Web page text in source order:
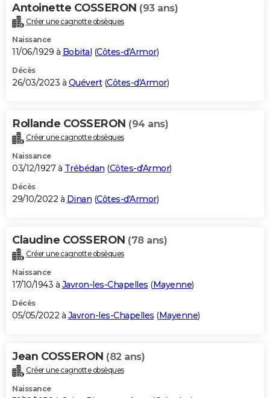
Antoinette COSSERON (93 ans)
Créer une cagnotte obsèques
Naissance
11/06/1929 à Bobital (Côtes-d'Armor)
Décès
26/03/2023 à Quévert(Côtes-d'Armor)
Rollande COSSERON (94 ans)
Créer une cagnotte obsèques
Naissance
03/12/1927 à Trébédan (Côtes-d'Armor)
Décès
29/10/2022 à Dinan (Côtes-d'Armor)
Claudine COSSERON (78 ans)
Créer une cagnotte obsèques
Naissance
17/10/1943 à Javron-les-Chapelles (Mayenne)
Décès
05/05/2022 à Javron-les-Chapelles (Mayenne)
Jean COSSERON (82 ans)
Créer une cagnotte obsèques
Naissance